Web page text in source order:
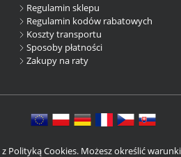
Regulamin sklepu
Regulamin kodów rabatowych
Koszty transportu
Sposoby płatności
Zakupy na raty
Polityką Cookies. Możesz określić